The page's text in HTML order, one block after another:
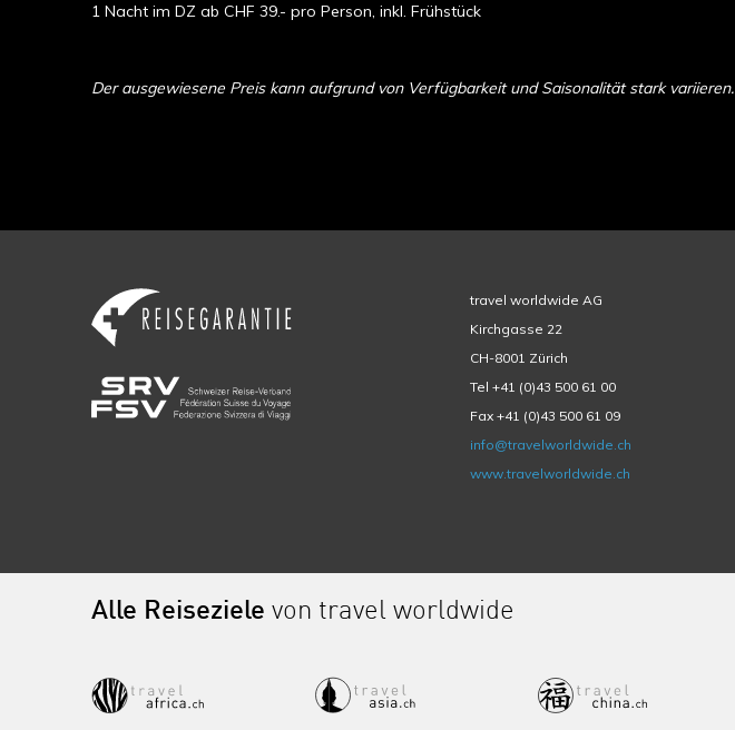
1 Nacht im DZ ab CHF 39.- pro Person, inkl. Frühstück
Der ausgewiesene Preis kann aufgrund von Verfügbarkeit und Saisonalität stark variieren.
travel worldwide AG
Kirchgasse 22
CH-8001 Zürich
Tel +41 (0)43 500 61 00
Fax +41 (0)43 500 61 09
info@travelworldwide.ch
www.travelworldwide.ch
Alle Reiseziele von travel worldwide